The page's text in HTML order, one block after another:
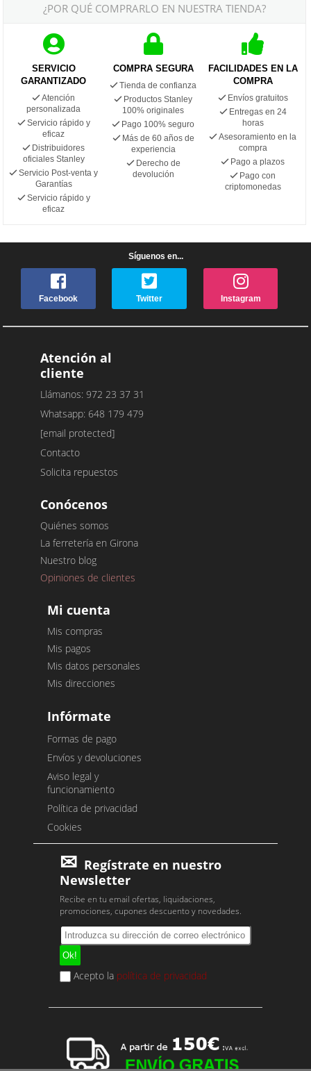
¿POR QUÉ COMPRARLO EN NUESTRA TIENDA?
SERVICIO
GARANTIZADO
Atención
personalizada
Servicio rápido y
eficaz
Distribuidores
oficiales Stanley
Servicio Post-venta y
Garantías
Servicio rápido y
eficaz
COMPRA SEGURA
Tienda de confianza
Productos Stanley
100% originales
Pago 100% seguro
Más de 60 años de
experiencia
Derecho de
devolución
FACILIDADES EN LA
COMPRA
Envíos gratuitos
Entregas en 24
horas
Asesoramiento en la
compra
Pago a plazos
Pago con
criptomonedas
Síguenos en...
Facebook Twitter Instagram
Atención al
cliente
Llámanos: 972 23 37 31
Whatsapp: 648 179 479
[email protected]
Contacto
Solicita repuestos
Conócenos
Quiénes somos
La ferretería en Girona
Nuestro blog
Opiniones de clientes
Mi cuenta
Mis compras
Mis pagos
Mis datos personales
Mis direcciones
Infórmate
Formas de pago
Envíos y devoluciones
Aviso legal y
funcionamiento
Política de privacidad
Cookies
Regístrate en nuestro
Newsletter
Recibe en tu email ofertas, liquidaciones,
promociones, cupones descuento y novedades.
Acepto la política de privacidad